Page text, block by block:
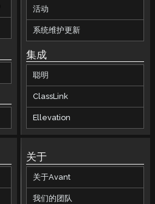
活动
系统维护更新
集成
聪明
ClassLink
Ellevation
关于
关于Avant
我们的团队